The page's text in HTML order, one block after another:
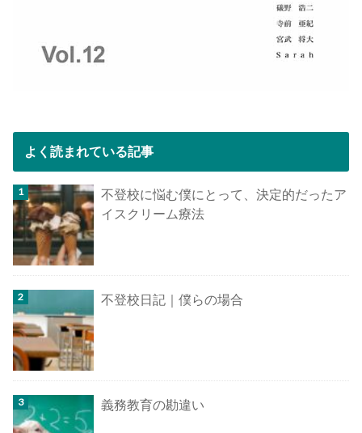
よく読まれている記事
不登校に悩む僕にとって、決定的だったア
イスクリーム療法
不登校日記｜僕らの場合
義務教育の勘違い